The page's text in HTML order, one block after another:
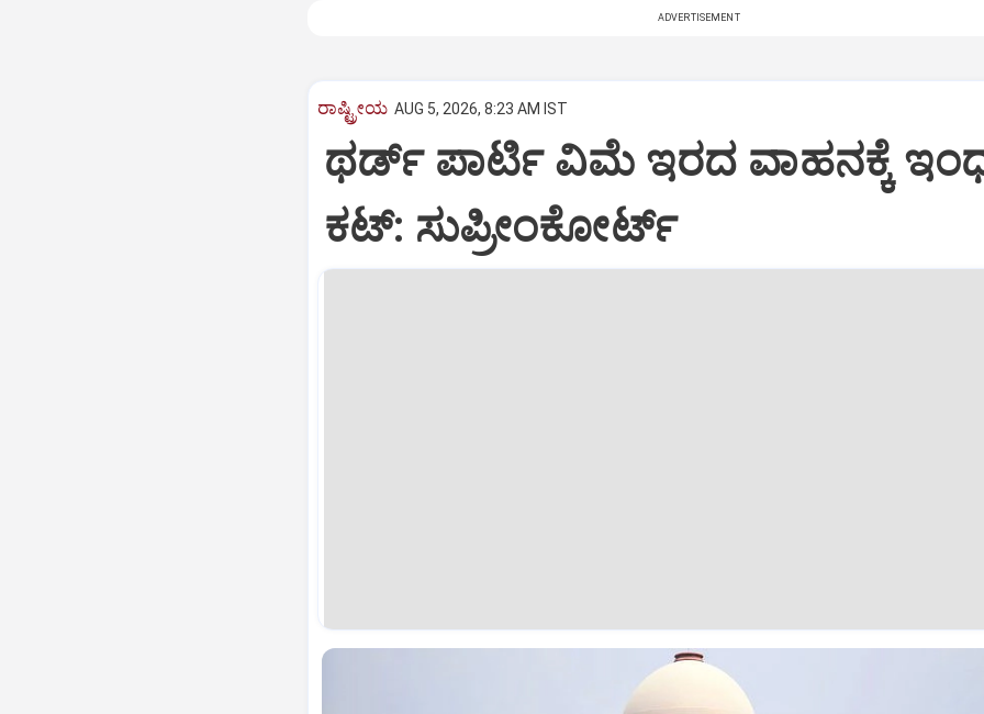
ADVERTISEMENT
ರಾಷ್ಟ್ರೀಯ AUG 5, 2026, 8:23 AM IST
ಥರ್ಡ್‌ ಪಾರ್ಟಿ ವಿಮೆ ಇರದ ವಾಹನಕ್ಕೆ
ಕಟ್‌: ಸುಪ್ರೀಂಕೋರ್ಟ್‌